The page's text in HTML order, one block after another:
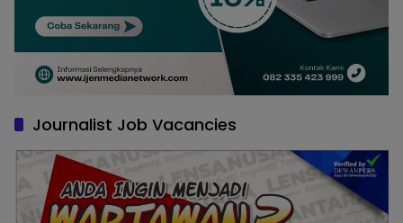
Journalist Job Vacancies